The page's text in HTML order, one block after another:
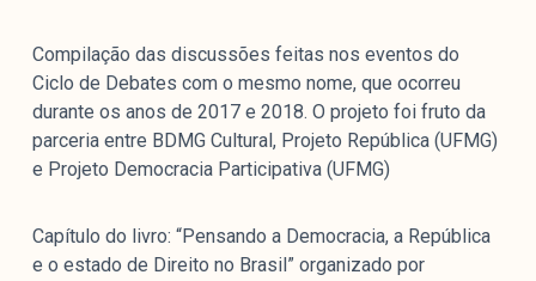
cobertura da grande mídia sobre temas de economia e
política produzido pelo Laboratório de Estudos de Mídia
e Esfera Pública (LEMEP). O LEMEP tem registro no
Diretório de Grupos de Pesquisa do CNPq e é sediado
no Instituto de Estudos Sociais e Políticos (IESP) da
Universidade do Estado do Rio de Janeiro (UERJ). O
econômicos.
Compilação das discussões feitas nos eventos do
Ciclo de Debates com o mesmo nome, que ocorreu
durante os anos de 2017 e 2018. O projeto foi fruto da
parceria entre BDMG Cultural, Projeto República (UFMG)
e Projeto Democracia Participativa (UFMG)
Capítulo do livro: “Pensando a Democracia, a República
e o estado de Direito no Brasil” organizado por